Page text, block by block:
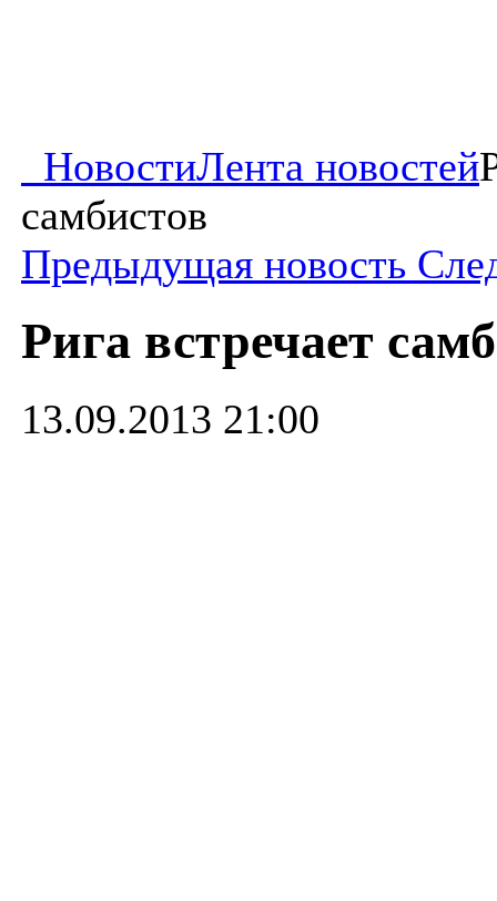
НовостиЛента новостей
самбистов
Предыдущая новость
Рига встречает
13.09.2013 21:00